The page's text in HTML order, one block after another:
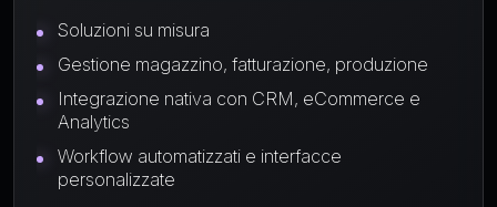
Soluzioni su misura
Gestione magazzino, fatturazione, produzione
Integrazione nativa con CRM, eCommerce e
Analytics
Workflow automatizzati e interfacce
personalizzate